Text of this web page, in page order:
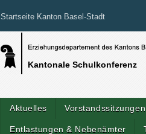
Startseite Kanton Basel-Stadt
Kantonale Schulkonferenz
Aktuelles Vorstandssitzungen
Entlastungen & Nebenämter